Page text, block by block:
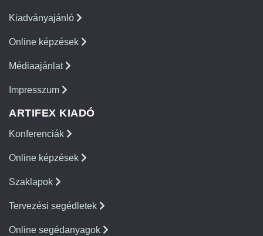
Kiadványajánló
Online képzések
Médiaajánlat
Impresszum
ARTIFEX KIADÓ
Konferenciák
Online képzések
Szaklapok
Tervezési segédletek
Online segédanyagok